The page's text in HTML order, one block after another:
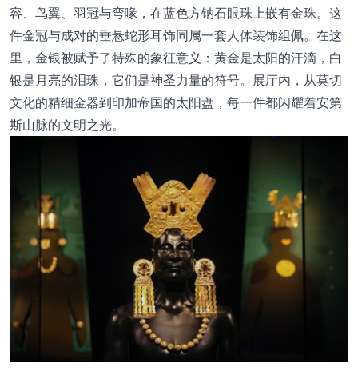
容、鸟翼、羽冠与弯喙，在蓝色方钠石眼珠上嵌有金珠。这
件金冠与成对的垂悬蛇形耳饰同属一套人体装饰组佩。在这
里，金银被赋予了特殊的象征意义：黄金是太阳的汗滴，白
银是月亮的泪珠，它们是神圣力量的符号。展厅内，从莫切
文化的精细金器到印加帝国的太阳盘，每一件都闪耀着安第
斯山脉的文明之光。